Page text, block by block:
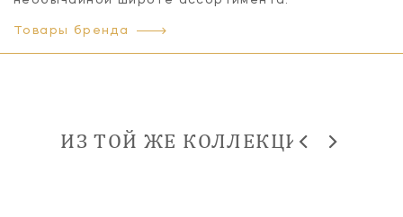
Товары бренда
ИЗ ТОЙ ЖЕ КОЛЛЕКЦИИ